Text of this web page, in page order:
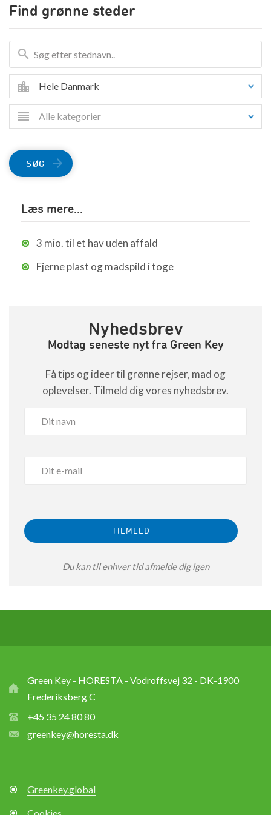
Find grønne steder
Hele Danmark
Alle kategorier
SØG
Læs mere...
3 mio. til et hav uden affald
Fjerne plast og madspild i toge
Nyhedsbrev
Modtag seneste nyt fra Green Key
Få tips og ideer til grønne rejser, mad og
oplevelser. Tilmeld dig vores nyhedsbrev.
Du kan til enhver tid afmelde dig igen
Green Key - HORESTA - Vodroffsvej 32 - DK-1900
Frederiksberg C
+45 35 24 80 80
greenkey@horesta.dk
Greenkey.global
Cookies